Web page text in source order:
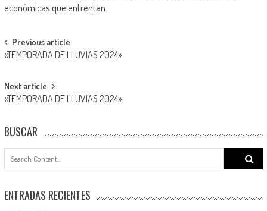
económicas que enfrentan.
Post
navigation
Previous article
«TEMPORADA DE LLUVIAS 2024»
Next article
«TEMPORADA DE LLUVIAS 2024»
BUSCAR
Search
ENTRADAS RECIENTES